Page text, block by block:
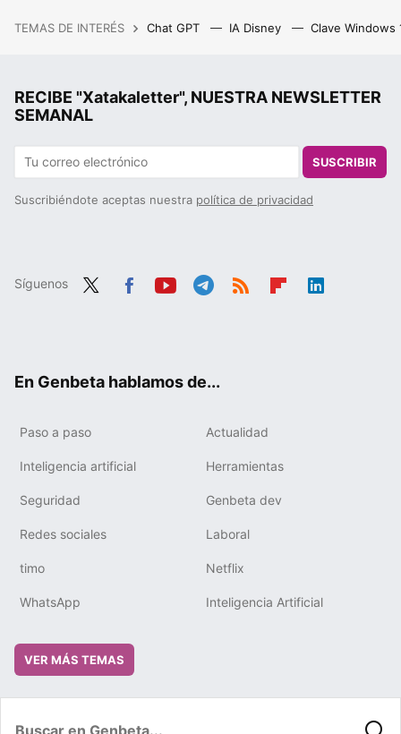
TEMAS DE INTERÉS Chat GPT IA Disney Clave Windows
RECIBE "Xatakaletter", NUESTRA NEWSLETTER
SEMANAL
SUSCRIBIR
Suscribiéndote aceptas nuestra política de privacidad
Síguenos
En Genbeta hablamos de...
Paso a paso Actualidad
Inteligencia artificial Herramientas
Seguridad Genbeta dev
Redes sociales Laboral
timo Netflix
WhatsApp Inteligencia Artificial
VER MÁS TEMAS